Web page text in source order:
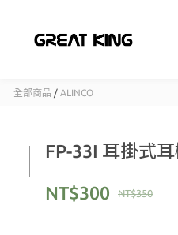
全部商品 / ALINCO
FP-33I 耳掛式
NT$350
NT$300